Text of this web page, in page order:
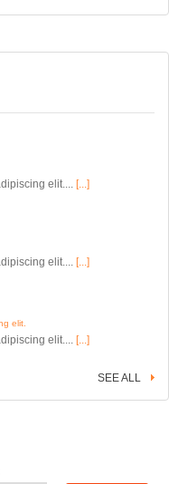
elit.... [...]
elit.... [...]
elit.
elit.... [...]
SEE ALL